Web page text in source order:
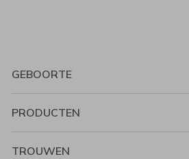
GEBOORTE
PRODUCTEN
TROUWEN